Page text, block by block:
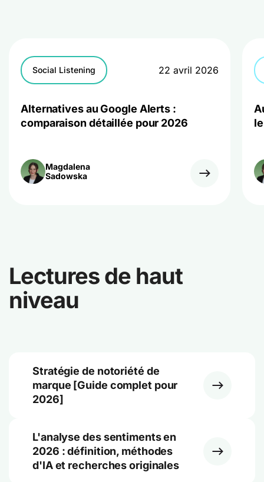
Social Listening 22 avril 2026
Alternatives au Google Alerts :
comparaison détaillée pour 2026
Magdalena
Sadowska
Lectures de haut
niveau
Stratégie de notoriété de
marque [Guide complet pour
2026]
L'analyse des sentiments en
2026 : définition, méthodes
d'IA et recherches originales